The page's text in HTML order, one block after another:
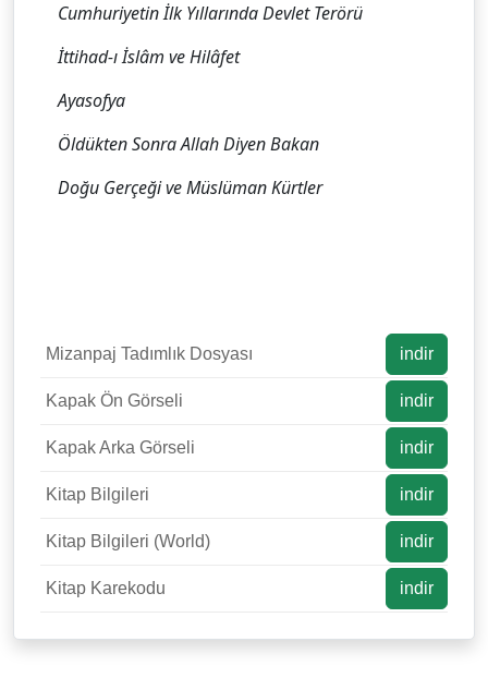
Cumhuriyetin İlk Yıllarında Devlet Terörü
İttihad-ı İslâm ve Hilâfet
Ayasofya
Öldükten Sonra Allah Diyen Bakan
Doğu Gerçeği ve Müslüman Kürtler
Mizanpaj Tadımlık Dosyası indir
Kapak Ön Görseli indir
Kapak Arka Görseli indir
Kitap Bilgileri indir
Kitap Bilgileri (World) indir
Kitap Karekodu indir